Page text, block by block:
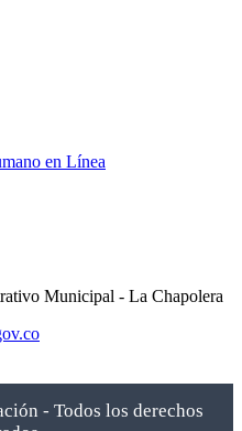
en Línea
Municipal - La Chapolera